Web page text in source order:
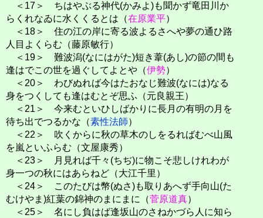
＜17＞ ちはやぶる神代(かみよ)も聞かず竜田川か
らくれなゐに水くくるとは（在原業平）
＜18＞ 住の江の岸に寄る波よるさへや夢の通ひ路
人目よくらむ（藤原敏行）
＜19＞ 難波潟(なにはがた)短き葦(あし)の節の間も
逢はでこの世を過ぐしてよとや（伊勢）
＜20＞ わびぬれば今はたおなじ難波(なには)なる
身をつくしても逢はむとぞ思ふ（元良親王）
＜21＞ 今来むといひしばかりに長月の有明の月を
待ち出でつるかな（素性法師）
＜22＞ 吹くからに秋の草木のしをるればむべ山風
を嵐といふらむ（文屋康秀）
＜23＞ 月見れば千々(ちぢ)に物こそ悲しけれわが
身一つの秋にはあらねど（大江千里）
＜24＞ このたびは幣(ぬさ)も取りあへず手向山(た
むけやま)紅葉の錦神のまにまに（菅原道真）
＜25＞ 名にし負はば逢坂山のさねかづら人に知ら